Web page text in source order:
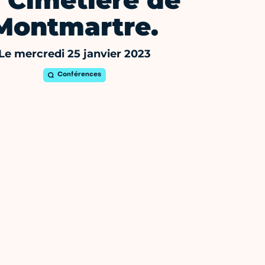
mercredi 25 janvier 2023
Conférences